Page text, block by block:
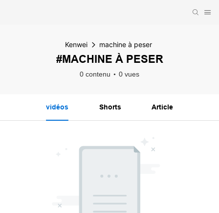
Kenwei machine à peser
#MACHINE À PESER
0 contenu 0 vues
vidéos Shorts Article